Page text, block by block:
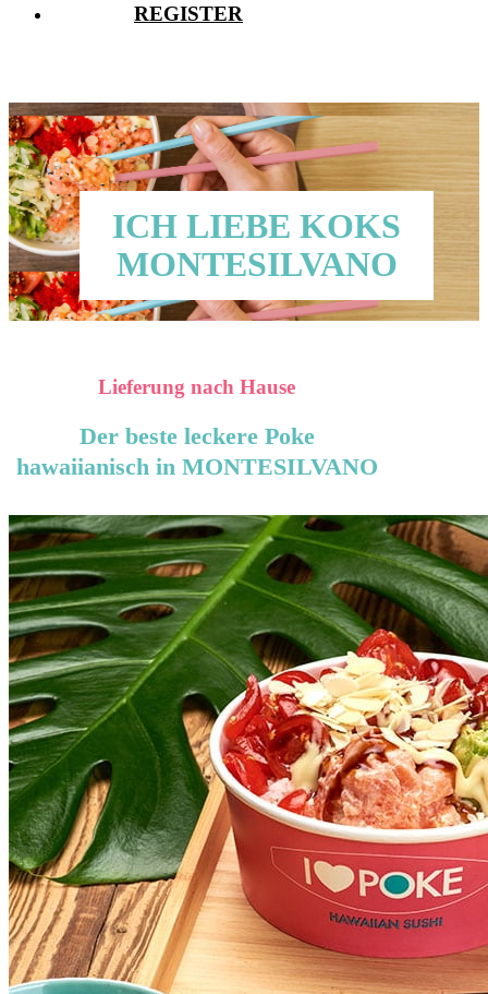
REGISTER
ICH LIEBE KOKS
MONTESILVANO
Lieferung nach Hause
Der beste leckere Poke
hawaiianisch in MONTESILVANO